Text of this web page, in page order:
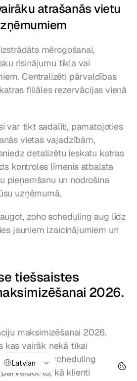
atrašanās vietu
mērogošanai,
risinājumu tīkla vai
Centralizēti pārvaldības
filiāles rezervācijas vienā
var tikt sadalīti, pamatojoties
vietas vajadzībām,
detalizētu ieskatu katras
kontroles līmenis atbalsta
pieņemšanu un nodrošina
uzņēmumā.
zoho scheduling aug līdz
jauniem izaicinājumiem un
tiešsaistes
2026.
maksimizēšanai 2026.
kas vairāk nekā tikai
Ar zoho scheduling
to, kā klienti
Language
Latvian